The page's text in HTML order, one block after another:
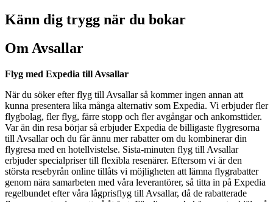
Känn dig trygg när du bokar
Om Avsallar
Flyg med Expedia till Avsallar
När du söker efter flyg till Avsallar så kommer ingen annan att
kunna presentera lika många alternativ som Expedia. Vi erbjuder fler
flygbolag, fler flyg, färre stopp och fler avgångar och ankomsttider.
Var än din resa börjar så erbjuder Expedia de billigaste flygresorna
till Avsallar och du får ännu mer rabatter om du kombinerar din
flygresa med en hotellvistelse. Sista-minuten flyg till Avsallar
erbjuder specialpriser till flexibla resenärer. Eftersom vi är den
största resebyrån online tillåts vi möjligheten att lämna flygrabatter
genom nära samarbeten med våra leverantörer, så titta in på Expedia
regelbundet efter våra lågprisflyg till Avsallar, då de rabatterade